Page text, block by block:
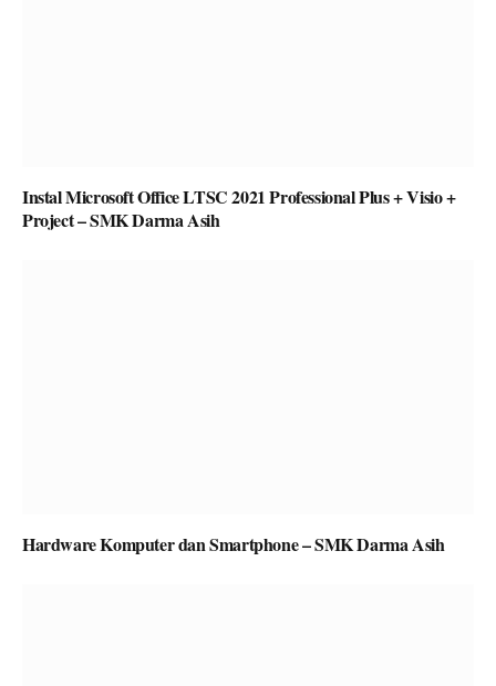
Instal Microsoft Office LTSC 2021 Professional Plus + Visio +
Project – SMK Darma Asih
Hardware Komputer dan Smartphone – SMK Darma Asih